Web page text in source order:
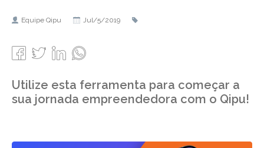
Equipe Qipu Jul/5/2019
Utilize esta ferramenta para começar a
sua jornada empreendedora com o Qipu!